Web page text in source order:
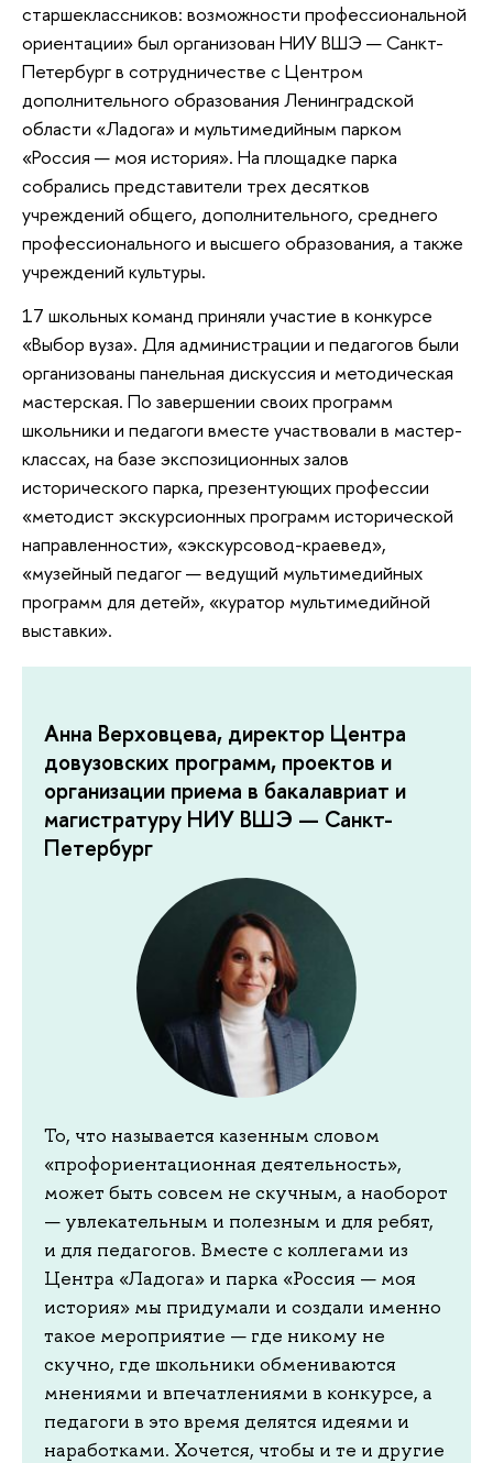
старшеклассников: возможности профессиональной
ориентации» был организован НИУ ВШЭ — Санкт-
Петербург в сотрудничестве с Центром
дополнительного образования Ленинградской
области «Ладога» и мультимедийным парком
«Россия — моя история». На площадке парка
собрались представители трех десятков
учреждений общего, дополнительного, среднего
профессионального и высшего образования, а также
учреждений культуры.
17 школьных команд приняли участие в конкурсе
«Выбор вуза». Для администрации и педагогов были
организованы панельная дискуссия и методическая
мастерская. По завершении своих программ
школьники и педагоги вместе участвовали в мастер-
классах, на базе экспозиционных залов
исторического парка, презентующих профессии
«методист экскурсионных программ исторической
направленности», «экскурсовод-краевед»,
«музейный педагог — ведущий мультимедийных
программ для детей», «куратор мультимедийной
выставки».
Анна Верховцева, директор Центра
довузовских программ, проектов и
организации приема в бакалавриат и
магистратуру НИУ ВШЭ — Санкт-
Петербург
То, что называется казенным словом
«профориентационная деятельность»,
может быть совсем не скучным, а наоборот
— увлекательным и полезным и для ребят,
и для педагогов. Вместе с коллегами из
Центра «Ладога» и парка «Россия — моя
история» мы придумали и создали именно
такое мероприятие — где никому не
скучно, где школьники обмениваются
мнениями и впечатлениями в конкурсе, а
педагоги в это время делятся идеями и
наработками. Хочется, чтобы и те и другие